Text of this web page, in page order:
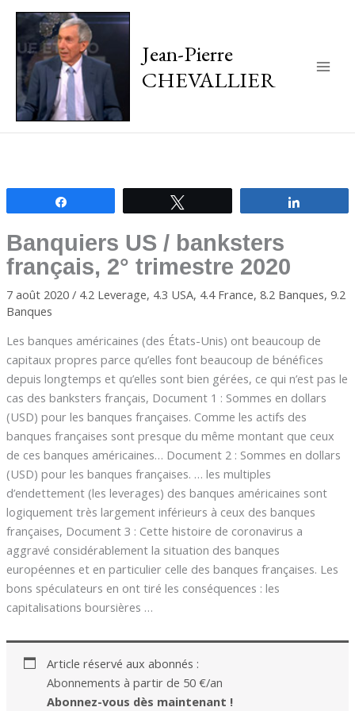
Jean-Pierre
CHEVALLIER
Banquiers US / banksters
français, 2° trimestre 2020
7 août 2020 / 4.2 Leverage, 4.3 USA, 4.4 France, 8.2 Banques, 9.2
Banques
Les banques américaines (des États-Unis) ont beaucoup de
capitaux propres parce qu’elles font beaucoup de bénéfices
depuis longtemps et qu’elles sont bien gérées, ce qui n’est pas le
cas des banksters français, Document 1 : Sommes en dollars
(USD) pour les banques françaises. Comme les actifs des
banques françaises sont presque du même montant que ceux
de ces banques américaines… Document 2 : Sommes en dollars
(USD) pour les banques françaises. … les multiples
d’endettement (les leverages) des banques américaines sont
logiquement très largement inférieurs à ceux des banques
françaises, Document 3 : Cette histoire de coronavirus a
aggravé considérablement la situation des banques
européennes et en particulier celle des banques françaises. Les
bons spéculateurs en ont tiré les conséquences : les
capitalisations boursières …
Article réservé aux abonnés :
Abonnements à partir de 50 €/an
Abonnez-vous dès maintenant !